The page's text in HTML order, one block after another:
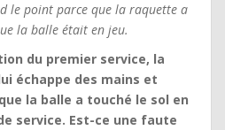
le point parce que la raquette a
la balle était en jeu.
du premier service, la
échappe des mains et
la balle a touché le sol en
service. Est-ce une faute